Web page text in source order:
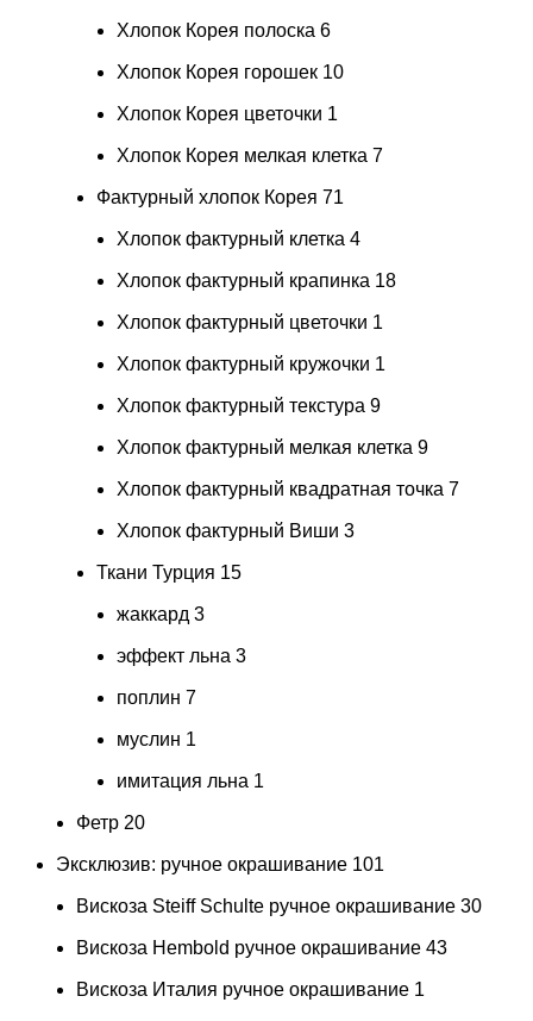
Хлопок Корея полоска 6
Хлопок Корея горошек 10
Хлопок Корея цветочки 1
Хлопок Корея мелкая клетка 7
Фактурный хлопок Корея 71
Хлопок фактурный клетка 4
Хлопок фактурный крапинка 18
Хлопок фактурный цветочки 1
Хлопок фактурный кружочки 1
Хлопок фактурный текстура 9
Хлопок фактурный мелкая клетка 9
Хлопок фактурный квадратная точка 7
Хлопок фактурный Виши 3
Ткани Турция 15
жаккард 3
эффект льна 3
поплин 7
муслин 1
имитация льна 1
Фетр 20
Эксклюзив: ручное окрашивание 101
Вискоза Steiff Schulte ручное окрашивание 30
Вискоза Hembold ручное окрашивание 43
Вискоза Италия ручное окрашивание 1